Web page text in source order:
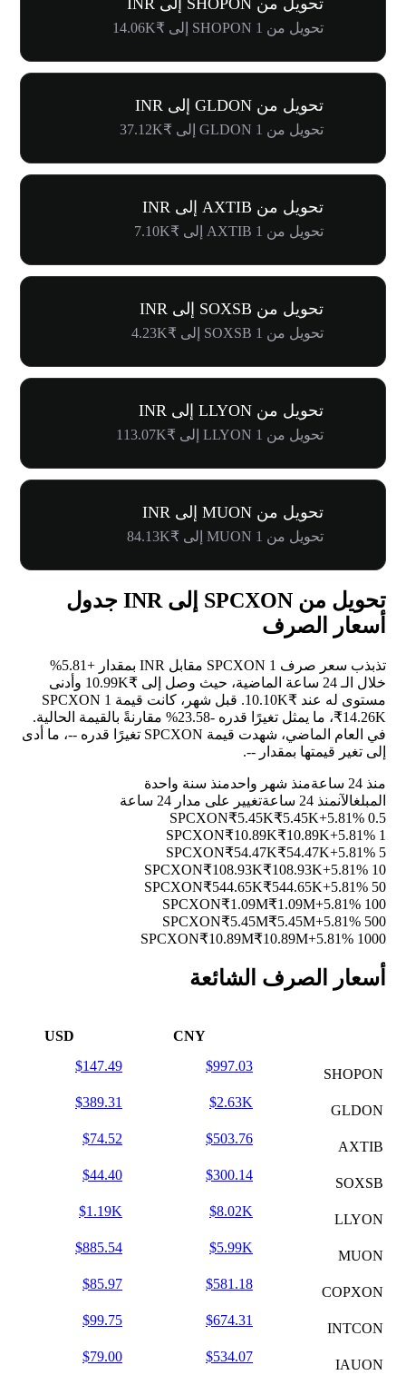
تحويل من 1 SHOPON إلى ₹14.06K
تحويل من GLDON إلى INR
تحويل من 1 GLDON إلى ₹37.12K
تحويل من AXTIB إلى INR
تحويل من 1 AXTIB إلى ₹7.10K
تحويل من SOXSB إلى INR
تحويل من 1 SOXSB إلى ₹4.23K
تحويل من LLYON إلى INR
تحويل من 1 LLYON إلى ₹113.07K
تحويل من MUON إلى INR
تحويل من 1 MUON إلى ₹84.13K
تحويل من SPCXON إلى INR جدول
أسعار الصرف
تذبذب سعر صرف 1 SPCXON مقابل INR بمقدار
+5.81%
خلال الـ 24 ساعة الماضية، حيث وصل إلى ₹10.99K وأدنى
مستوى له عند ₹10.10K. قبل شهر، كانت قيمة 1 SPCXON
₹14.26K، ما يمثل تغيرًا قدره
-23.58%
مقارنةً بالقيمة الحالية.
في العام الماضي، شهدت قيمة SPCXON تغيرًا قدره
--، ما أدى
إلى تغير قيمتها بمقدار --
.
منذ 24 ساعة منذ شهر واحدمنذ سنة واحدة
المبلغالآنمنذ 24 ساعة
تغيير على مدار 24 ساعة
0.5 SPCXON
₹5.45K₹5.45K+5.81%
1 SPCXON
₹10.89K₹10.89K+5.81%
5 SPCXON
₹54.47K₹54.47K+5.81%
10 SPCXON
₹108.93K₹108.93K+5.81%
50 SPCXON
₹544.65K₹544.65K+5.81%
100 SPCXON
₹1.09M₹1.09M+5.81%
500 SPCXON
₹5.45M₹5.45M+5.81%
1000 SPCXON
₹10.89M₹10.89M+5.81%
أسعار الصرف الشائعة
CNY
USD
SHOPON
$997.03
$147.49
GLDON
$2.63K
$389.31
AXTIB
$503.76
$74.52
SOXSB
$300.14
$44.40
LLYON
$8.02K
$1.19K
MUON
$5.99K
$885.54
COPXON
$581.18
$85.97
INTCON
$674.31
$99.75
IAUON
$534.07
$79.00